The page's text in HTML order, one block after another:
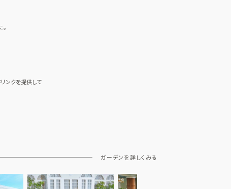
ンクを提供して
ガーデンを詳しくみる